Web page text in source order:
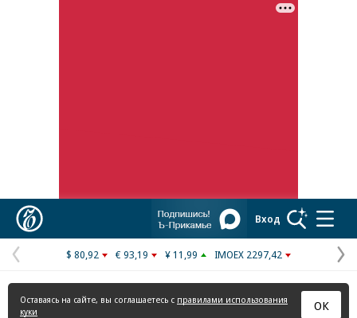
Вход
Предыдущая
страница
$ 80,92 € 93,19 ¥ 11,99 IMOEX 2297,42
Оставаясь на сайте, вы соглашаетесь с правилами использования
куки
ОК